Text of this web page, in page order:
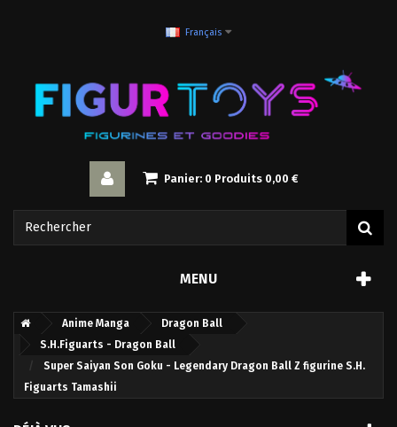
Français
Panier: 0 Produits 0,00 €
MENU
Anime Manga
Dragon Ball
S.H.Figuarts - Dragon Ball
Super Saiyan Son Goku - Legendary Dragon Ball Z figurine S.H.
Figuarts Tamashii